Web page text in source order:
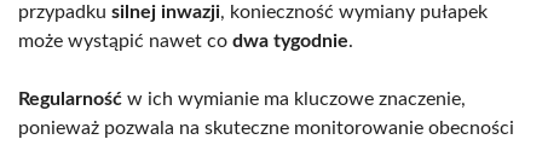
przypadku silnej inwazji, konieczność wymiany pułapek
może wystąpić nawet co dwa tygodnie.
Regularność w ich wymianie ma kluczowe znaczenie,
ponieważ pozwala na skuteczne monitorowanie obecności